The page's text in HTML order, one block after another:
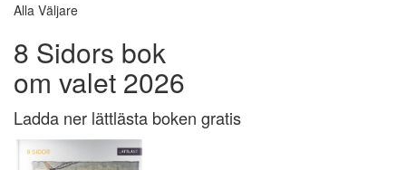
Alla Väljare
8 Sidors bok
om valet 2026
Ladda ner lättlästa boken gratis